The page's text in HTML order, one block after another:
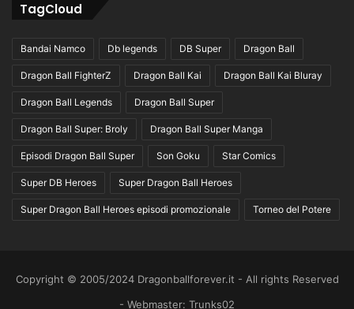
TagCloud
Bandai Namco Db legends DB Super Dragon Ball
Dragon Ball FighterZ Dragon Ball Kai Dragon Ball Kai Bluray
Dragon Ball Legends Dragon Ball Super
Dragon Ball Super: Broly Dragon Ball Super Manga
Episodi Dragon Ball Super Son Goku Star Comics
Super DB Heroes Super Dragon Ball Heroes
Super Dragon Ball Heroes episodi promozionale Torneo del Potere
Copyright © 2005/2024 Dragonballforever.it - All rights Reserved
- Webmaster: Trunks02